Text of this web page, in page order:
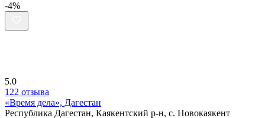
-4%
5.0
122 отзыва
«Время дела», Дагестан
Республика Дагестан, Каякентский р-н, с. Новокаякент